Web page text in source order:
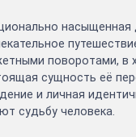
насыщенная
поворотами, в
сущность её
и личная
судьбу человека.